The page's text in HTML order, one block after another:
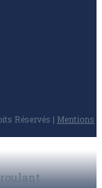
Réservés | Mentions